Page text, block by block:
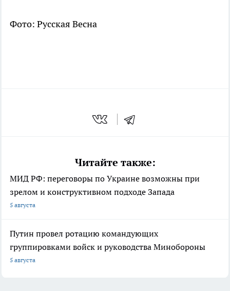
Фото: Русская Весна
Читайте также:
МИД РФ: переговоры по Украине возможны при
зрелом и конструктивном подходе Запада
5 августа
Путин провел ротацию командующих
группировками войск и руководства Минобороны
5 августа